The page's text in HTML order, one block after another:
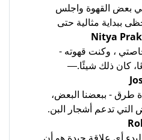
القهوة واجلس
ببداية مثالية حتى
Nitya
، وكنت قهوته -
كان ذلك شيئًا.―
طرق - ببعضنا البعض،
التي تدعم أشجار البن.